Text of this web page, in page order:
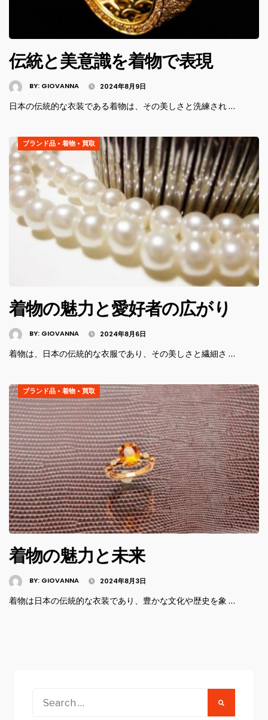
伝統と美意識を着物で表現
BY: GIOVANNA 2024年8月9日
日本の伝統的な衣装である着物は、その美しさと洗練され …
ブランド品 • 着物 • 買取
着物の魅力と愛好者の広がり
BY: GIOVANNA 2024年8月6日
着物は、日本の伝統的な衣服であり、その美しさと繊細さ …
ブランド品 • 着物 • 買取
着物の魅力と未来
BY: GIOVANNA 2024年8月3日
着物は日本の伝統的な衣装であり、豊かな文化や歴史を象 …
Search